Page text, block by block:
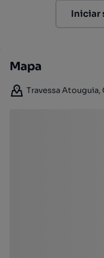
Iniciar
Mapa
Travessa Atouguia,